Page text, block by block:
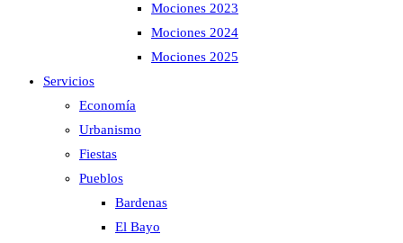
Mociones 2023
Mociones 2024
Mociones 2025
Servicios
Economía
Urbanismo
Fiestas
Pueblos
Bardenas
El Bayo